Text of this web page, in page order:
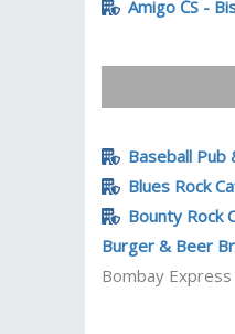
Amigo ČS -
Baseball Pub
Blues Rock
Bounty Rock
Burger & Beer
Bombay Express